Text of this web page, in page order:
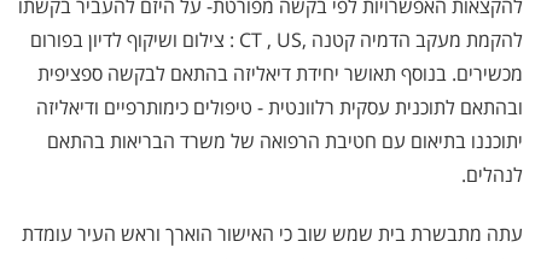
להקצאות האפשרויות לפי בקשה מפורטת- על היזם להעביר בקשתו
להקמת מעקב הדמיה קטנה : CT , US, צילום ושיקוף לדיון בפורום
מכשירים. בנוסף תאושר יחידת דיאליזה בהתאם לבקשה ספציפית
ובהתאם לתוכנית עסקית רלוונטית - טיפולים כימותרפיים ודיאליזה
יתוכננו בתיאום עם חטיבת הרפואה של משרד הבריאות בהתאם
לנהלים.
עתה מתבשרת בית שמש שוב כי האישור הוארך וראש העיר עומדת